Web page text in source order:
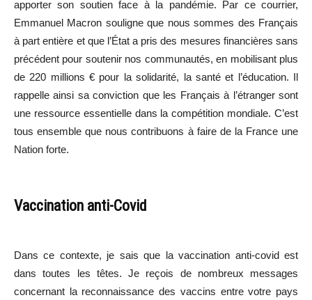
apporter son soutien face à la pandémie. Par ce courrier,
Emmanuel Macron souligne que nous sommes des Français
à part entière et que l’État a pris des mesures financières sans
précédent pour soutenir nos communautés, en mobilisant plus
de 220 millions € pour la solidarité, la santé et l’éducation. Il
rappelle ainsi sa conviction que les Français à l’étranger sont
une ressource essentielle dans la compétition mondiale. C’est
tous ensemble que nous contribuons à faire de la France une
Nation forte.
Vaccination anti-Covid
Dans ce contexte, je sais que la vaccination anti-covid est
dans toutes les têtes. Je reçois de nombreux messages
concernant la reconnaissance des vaccins entre votre pays